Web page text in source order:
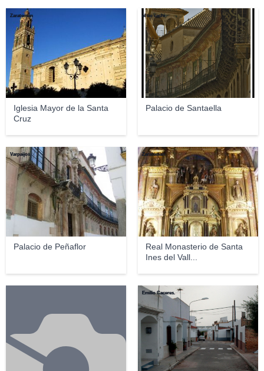
Iglesia Mayor de la Santa
Cruz
Zarateman
Palacio de Santaella
el tio cachi
Palacio de Peñaflor
Varpaijos
Real Monasterio de Santa
Ines del Vall...
Zarateman
Emilio Caceres.